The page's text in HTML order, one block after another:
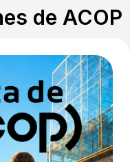
de ACOP